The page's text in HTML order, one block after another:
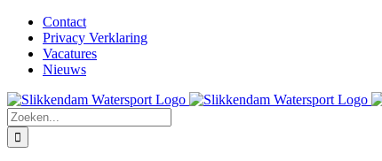
naar
inhoud
Facebook
Instagram
LinkedIn
YouTube
mail
Contact
Privacy Verklaring
Vacatures
Nieuws
Zoeken
naar: